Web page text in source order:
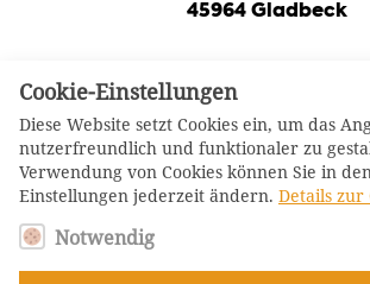
Das Aphoristikertreffen ist
Forum für Gedanken- und
Erfahrungsaustausch von
Aphoristiker*innen und
Freund*innen der Gattung
45964 Gladbeck
Log-In Mitglieder
Cookie-Einstellungen
Diese Website setzt Cookies ein, um das
nutzerfreundlich und funktionaler zu
Verwendung von Cookies können Sie in
Einstellungen jederzeit ändern. Details zur
Notwendig